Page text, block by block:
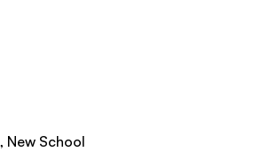
New School